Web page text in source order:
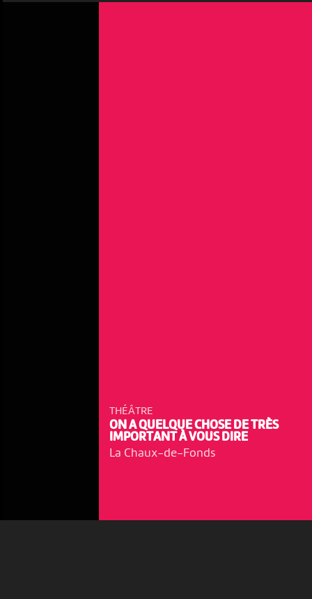
En poursuivant votre navigation sur le culturoscoPe site vous
consentez à l’utilisation de cookies. Les cookies nous
permettent d'analyser le trafic, d’affiner les contenus mis à
votre disposition et renseigner les acteurs·trices culturel·le·s sur
THÉÂTRE
ON A QUELQUE CHOSE DE TRÈS
IMPORTANT À VOUS DIRE
La Chaux-de-Fonds